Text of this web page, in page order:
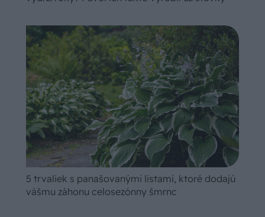
5 trvaliek s panašovanými listami, ktoré dodajú
vášmu záhonu celosezónny šmrnc